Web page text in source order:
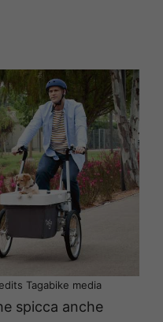
Tagabike media
spicca anche